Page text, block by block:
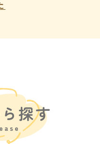
探す